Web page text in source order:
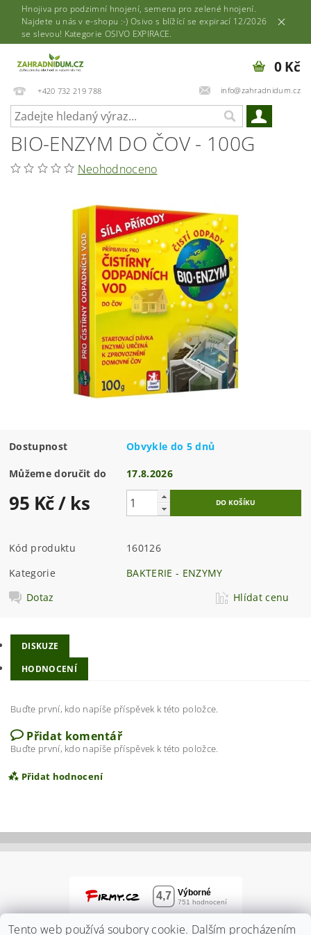
Hnojiva pro podzimní hnojení, semena pro zelené hnojení.
Najdete u nás v e-shopu :-) Osivo s blížící se expirací 12/2026
se slevou! Kategorie OSIVO EXPIRACE.
+420 732 219 788 info@zahradnidum.cz
0 Kč
BIO-ENZYM DO ČOV - 100G
Neohodnoceno
Dostupnost Obvykle do 5 dnů
Můžeme doručit do 17.8.2026
95 Kč/ ks
Kód produktu
160126
Kategorie
BAKTERIE - ENZYMY
Dotaz
Hlídat cenu
DISKUZE
HODNOCENÍ
Buďte první, kdo napíše příspěvek k této položce.
Přidat komentář
Buďte první, kdo napíše příspěvek k této položce.
Přidat hodnocení
Tento web používá soubory cookie. Dalším procházením